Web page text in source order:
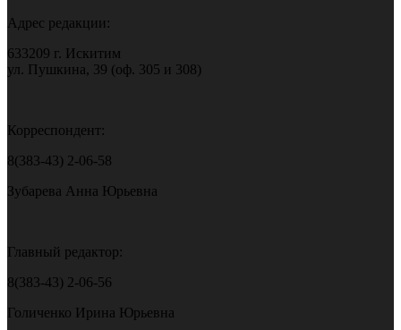
Адрес редакции:
633209 г. Искитим
ул. Пушкина, 39 (оф. 305 и 308)
Корреспондент:
8(383-43) 2-06-58
Зубарева Анна Юрьевна
Главный редактор:
8(383-43) 2-06-56
Голиченко Ирина Юрьевна